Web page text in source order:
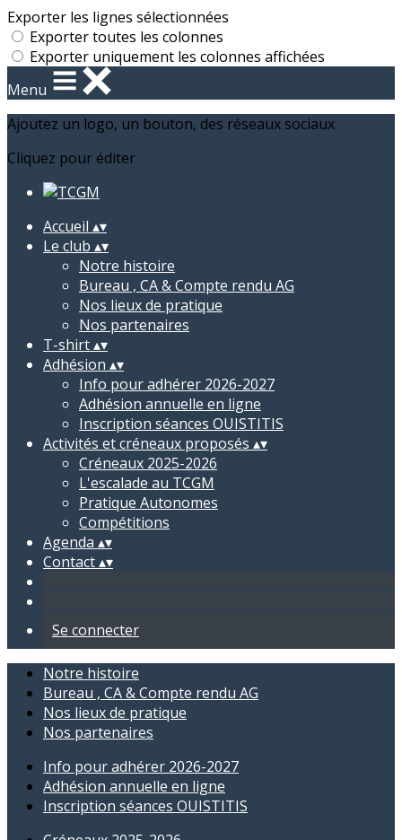
Exporter les lignes sélectionnées
Exporter toutes les colonnes
Exporter uniquement les colonnes affichées
Menu
Ajoutez un logo, un bouton, des réseaux sociaux
Cliquez pour éditer
Accueil ▴▾
Le club ▴▾
Notre histoire
Bureau , CA & Compte rendu AG
Nos lieux de pratique
Nos partenaires
T-shirt▴▾
Adhésion ▴▾
Info pour adhérer 2026-2027
Adhésion annuelle en ligne
Inscription séances OUISTITIS
Activités et créneaux proposés ▴▾
Créneaux 2025-2026
L'escalade au TCGM
Pratique Autonomes
Compétitions
Agenda ▴▾
Contact▴▾
Se connecter
Notre histoire
Bureau , CA & Compte rendu AG
Nos lieux de pratique
Nos partenaires
Info pour adhérer 2026-2027
Adhésion annuelle en ligne
Inscription séances OUISTITIS